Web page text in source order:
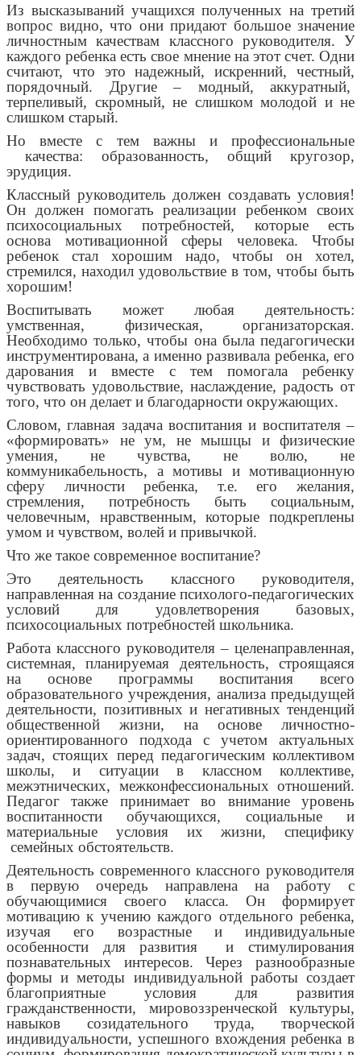
Из высказываний учащихся полученных на третий
вопрос видно, что они придают большое значение
личностным качествам классного руководителя. У
каждого ребенка есть свое мнение на этот счет. Одни
считают, что это надежный, искренний, честный,
порядочный. Другие – модный, аккуратный,
терпеливый, скромный, не слишком молодой и не
слишком старый.
Но вместе с тем важны и профессиональные
качества: образованность, общий кругозор,
эрудиция.
Классный руководитель должен создавать условия!
Он должен помогать реализации ребенком своих
психосоциальных потребностей, которые есть
основа мотивационной сферы человека. Чтобы
ребенок стал хорошим надо, чтобы он хотел,
стремился, находил удовольствие в том, чтобы быть
хорошим!
Воспитывать может любая деятельность:
умственная, физическая, организаторская.
Необходимо только, чтобы она была педагогически
инструментирована, а именно развивала ребенка, его
дарования и вместе с тем помогала ребенку
чувствовать удовольствие, наслаждение, радость от
того, что он делает и благодарности окружающих.
Словом, главная задача воспитания и воспитателя –
«формировать» не ум, не мышцы и физические
умения, не чувства, не волю, не
коммуникабельность, а мотивы и мотивационную
сферу личности ребенка, т.е. его желания,
стремления, потребность быть социальным,
человечным, нравственным, которые подкреплены
умом и чувством, волей и привычкой.
Что же такое современное воспитание?
Это деятельность классного руководителя,
направленная на создание психолого-педагогических
условий для удовлетворения базовых,
психосоциальных потребностей школьника.
Работа классного руководителя – целенаправленная,
системная, планируемая деятельность, строящаяся
на основе программы воспитания всего
образовательного учреждения, анализа предыдущей
деятельности, позитивных и негативных тенденций
общественной жизни, на основе личностно-
ориентированного подхода с учетом актуальных
задач, стоящих перед педагогическим коллективом
школы, и ситуации в классном коллективе,
межэтнических, межконфессиональных отношений.
Педагог также принимает во внимание уровень
воспитанности обучающихся, социальные и
материальные условия их жизни, специфику
семейных обстоятельств.
Деятельность современного классного руководителя
в первую очередь направлена на работу с
обучающимися своего класса. Он формирует
мотивацию к учению каждого отдельного ребенка,
изучая его возрастные и индивидуальные
особенности для развития и стимулирования
познавательных интересов. Через разнообразные
формы и методы индивидуальной работы создает
благоприятные условия для развития
гражданственности, мировоззренческой культуры,
навыков созидательного труда, творческой
индивидуальности, успешного вхождения ребенка в